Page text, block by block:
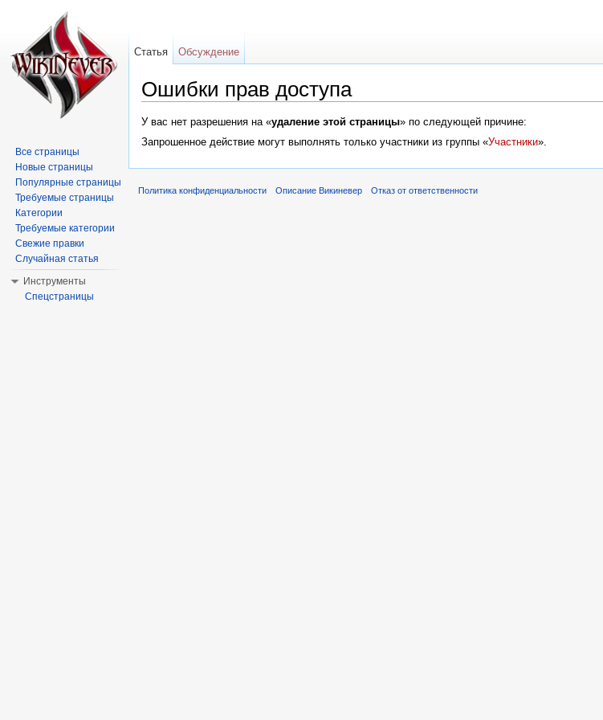
Ошибки прав доступа
У вас нет разрешения на «удаление этой страницы» по следующей причине:
Запрошенное действие могут выполнять только участники из группы «Участники».
Статья Обсуждение
Все страницы
Новые страницы
Популярные страницы
Требуемые страницы
Категории
Требуемые категории
Свежие правки
Случайная статья
Инструменты
Спецстраницы
Политика конфиденциальности Описание Викиневер Отказ от ответственности